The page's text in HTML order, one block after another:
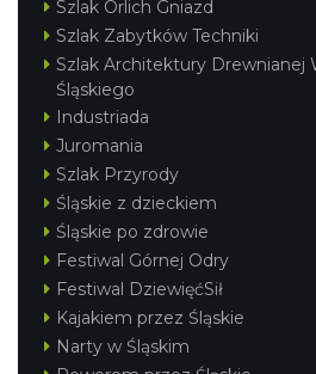
Szlak Orlich Gniazd
Szlak Zabytków Techniki
Szlak Architektury Drewnianej
Śląskiego
Industriada
Juromania
Szlak Przyrody
Śląskie z dzieckiem
Śląskie po zdrowie
Festiwal Górnej Odry
Festiwal DziewięćSił
Kajakiem przez Śląskie
Narty w Śląskim